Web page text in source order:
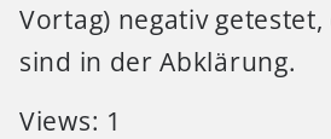
Vortag) negativ
sind in der Abklärung.
Views: 1